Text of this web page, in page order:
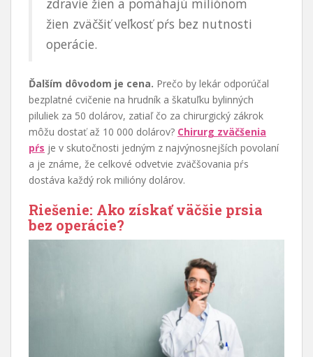
zdravie žien a pomáhajú miliónom
žien zväčšiť veľkosť pŕs bez nutnosti
operácie.
Ďalším dôvodom je cena. Prečo by lekár odporúčal
bezplatné cvičenie na hrudník a škatuľku bylinných
piluliek za 50 dolárov, zatiaľ čo za chirurgický zákrok
môžu dostať až 10 000 dolárov? Chirurg zväčšenia
pŕs je v skutočnosti jedným z najvýnosnejších povolaní
a je známe, že celkové odvetvie zväčšovania pŕs
dostáva každý rok milióny dolárov.
Riešenie: Ako získať väčšie prsia
bez operácie?